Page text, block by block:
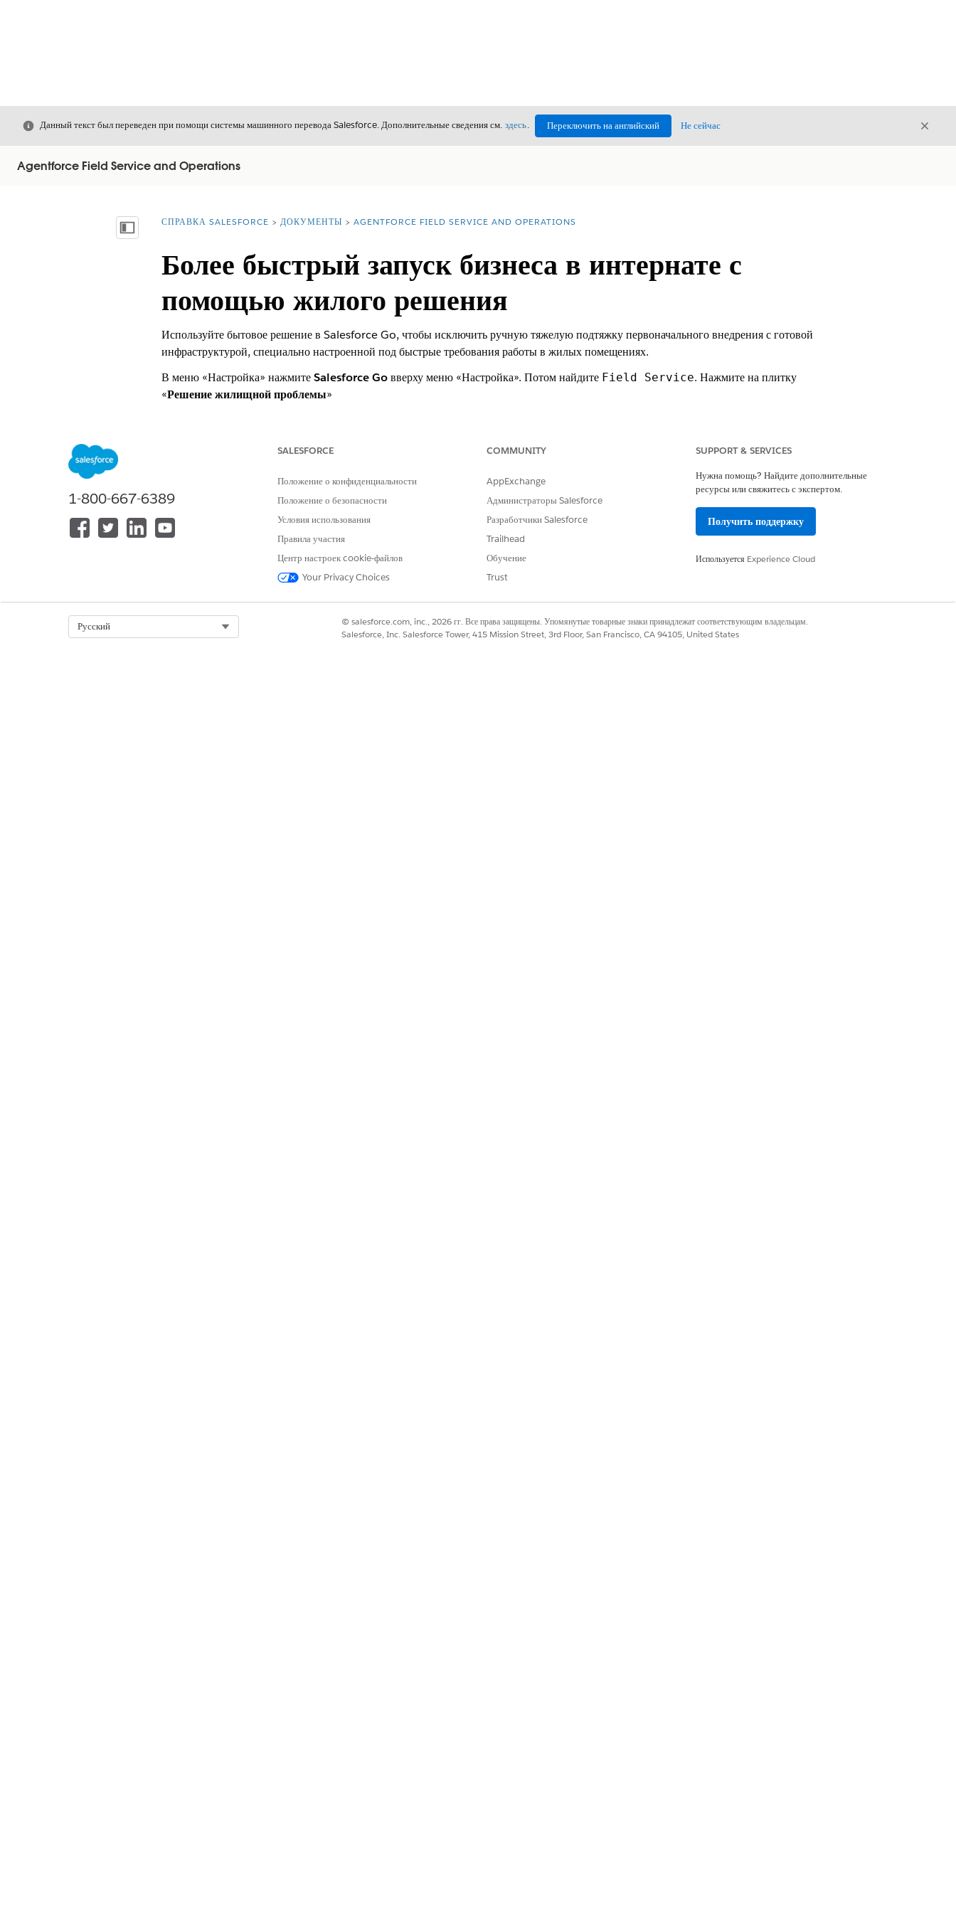
Закрыть
Данный текст был переведен при помощи системы машинного перевода Salesforce. Дополнительные сведения см. здесь. Переключить на английский Не сейчас
Agentforce Field Service and Operations
Показать содержание
Вы находитесь здесь:
СПРАВКА SALESFORCE ДОКУМЕНТЫ AGENTFORCE FIELD SERVICE AND OPERATIONS
Более быстрый запуск бизнеса в интернате с
помощью жилого решения
Используйте бытовое решение в Salesforce Go, чтобы исключить ручную тяжелую подтяжку первоначального внедрения с готовой
инфраструктурой, специально настроенной под быстрые требования работы в жилых помещениях.
В меню «Настройка» нажмитеSalesforce Goвверху меню «Настройка». Потом найдите Field Service. Нажмите на плитку
«Решение жилищной проблемы»
ЭТА СТАТЬЯ РЕШИЛА ВАШУ ПРОБЛЕМУ?
Оставьте свой отзыв, чтобы мы могли стать лучше!
Да Нет
1-800-667-6389
SALESFORCE
Положение о конфиденциальности
Положение о безопасности
Условия использования
Правила участия
Центр настроек cookie-файлов
Your Privacy Choices
COMMUNITY
AppExchange
Администраторы Salesforce
Разработчики Salesforce
Trailhead
Обучение
Trust
SUPPORT & SERVICES
Нужна помощь? Найдите дополнительные
ресурсы или свяжитесь с экспертом.
Получить поддержку
Используется Experience Cloud
Русский
© salesforce.com, inc., 2026 гг. Все права защищены. Упомянутые товарные знаки принадлежат соответствующим владельцам.
Salesforce, Inc. Salesforce Tower, 415 Mission Street, 3rd Floor, San Francisco, CA 94105, United States